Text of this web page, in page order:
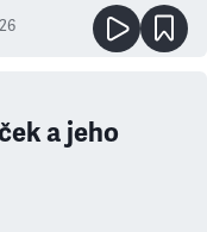
a jeho